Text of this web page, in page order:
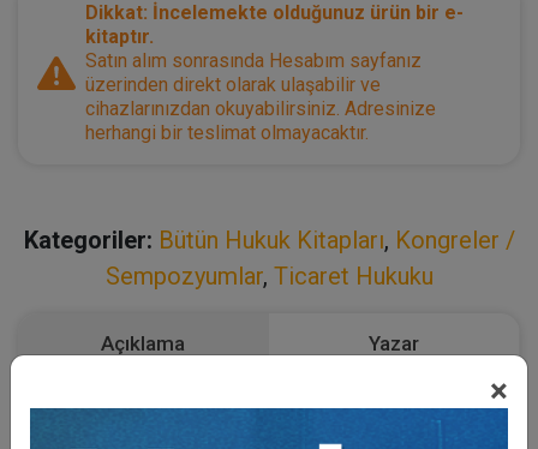
×
Dikkat: İncelemekte olduğunuz ürün bir e-
kitaptır.
Satın alım sonrasında Hesabım sayfanız
üzerinden direkt olarak ulaşabilir ve
cihazlarınızdan okuyabilirsiniz. Adresinize
herhangi bir teslimat olmayacaktır.
Kategoriler: Bütün Hukuk Kitapları, Kongreler /
Sempozyumlar, Ticaret Hukuku
Açıklama Yazar
Bu Kitap İçin Kaç Ağaç